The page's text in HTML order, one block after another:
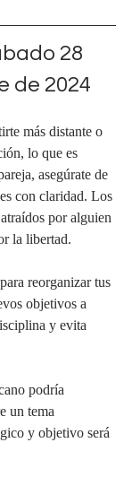
28
de 2024
más distante o
lo que es
asegúrate de
con claridad. Los
por alguien
la libertad.
reorganizar tus
objetivos a
y evita
podría
un tema
y objetivo será